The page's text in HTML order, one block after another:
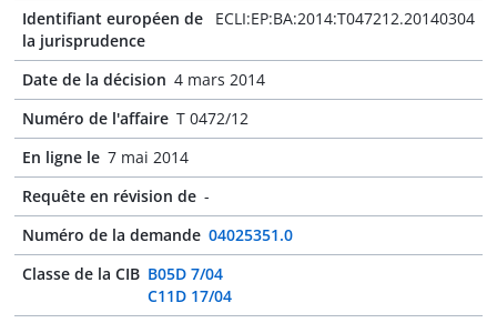
Identifiant européen de
la jurisprudence
ECLI:EP:BA:2014:T047212.20140304
Date de la décision 4 mars 2014
Numéro de l'affaire T 0472/12
En ligne le 7 mai 2014
Requête en révision de -
Numéro de la demande 04025351.0
Classe de la CIB B05D 7/04
C11D 17/04